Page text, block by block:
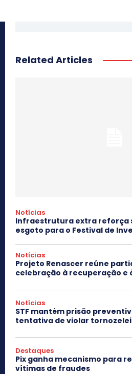
Related Articles
Notícias
Infraestrutura extra reforça
esgoto para o Festival de
Notícias
Projeto Renascer reúne
celebração à recuperação e
Notícias
STF mantém prisão
tentativa de violar
Destaques
Pix ganha mecanismo para
vítimas de fraudes